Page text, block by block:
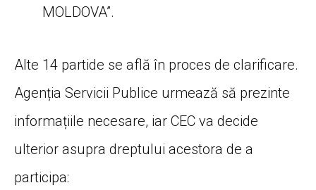
MOLDOVA”.
Alte 14 partide se află în proces de clarificare.
Agenția Servicii Publice urmează să prezinte
informațiile necesare, iar CEC va decide
ulterior asupra dreptului acestora de a
participa: